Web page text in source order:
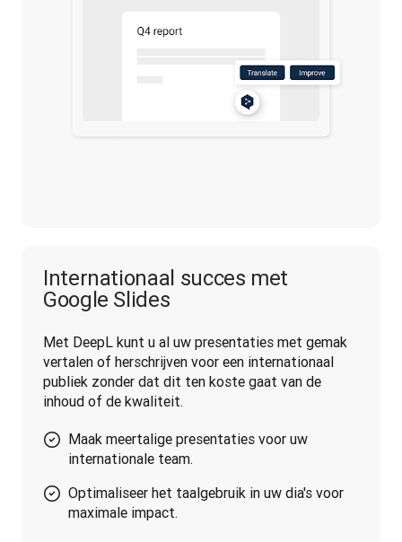
Internationaal succes met
Google Slides
Met DeepL kunt u al uw presentaties met gemak
vertalen of herschrijven voor een internationaal
publiek zonder dat dit ten koste gaat van de
inhoud of de kwaliteit.
Maak meertalige presentaties voor uw
internationale team.
Optimaliseer het taalgebruik in uw dia's voor
maximale impact.